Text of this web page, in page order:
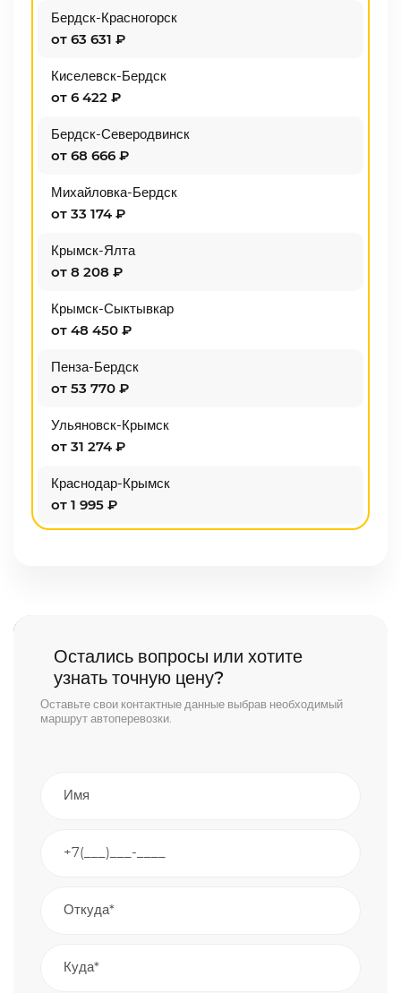
Бердск-Красногорск
от 63 631 ₽
Киселевск-Бердск
от 6 422 ₽
Бердск-Северодвинск
от 68 666 ₽
Михайловка-Бердск
от 33 174 ₽
Крымск-Ялта
от 8 208 ₽
Крымск-Сыктывкар
от 48 450 ₽
Пенза-Бердск
от 53 770 ₽
Ульяновск-Крымск
от 31 274 ₽
Краснодар-Крымск
от 1 995 ₽
Остались вопросы или хотите
узнать точную цену?
Оставьте свои контактные данные выбрав необходимый
маршрут автоперевозки.